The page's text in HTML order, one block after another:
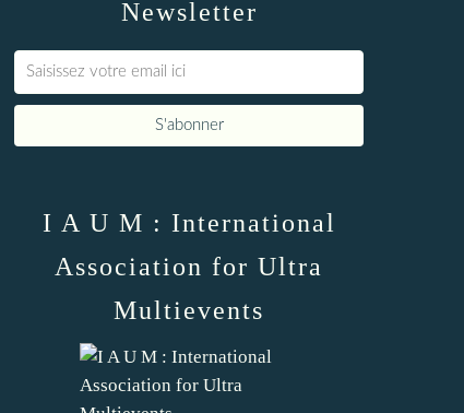
Newsletter
I A U M : International
Association for Ultra
Multievents